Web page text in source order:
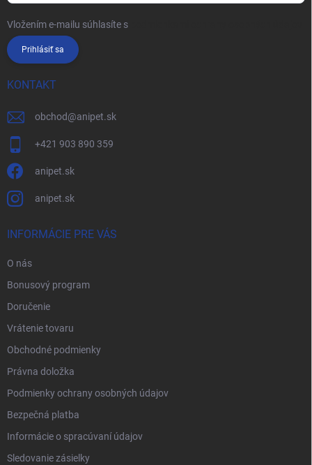
Vložením e-mailu súhlasíte s
Prihlásiť sa
KONTAKT
obchod@anipet.sk
+421 903 890 359
anipet.sk
anipet.sk
INFORMÁCIE PRE VÁS
O nás
Bonusový program
Doručenie
Vrátenie tovaru
Obchodné podmienky
Právna doložka
Podmienky ochrany osobných údajov
Bezpečná platba
Informácie o spracúvaní údajov
Sledovanie zásielky